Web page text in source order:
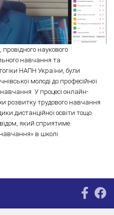
наукового
навчання та
НАПН України, були
молоді до професійної
навчання У процесі онлайн-
розвитку трудового навчання
дистанційної освіти тощо.
який сприятиме
в школі.